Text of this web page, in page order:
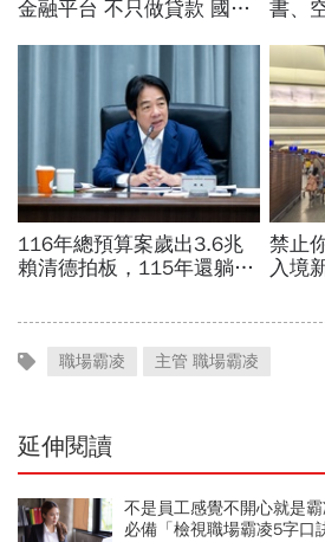
職場霸凌 主管 職場霸凌
延伸閱讀
不是員工感覺不開心就是
必備「檢視職場霸凌5字口